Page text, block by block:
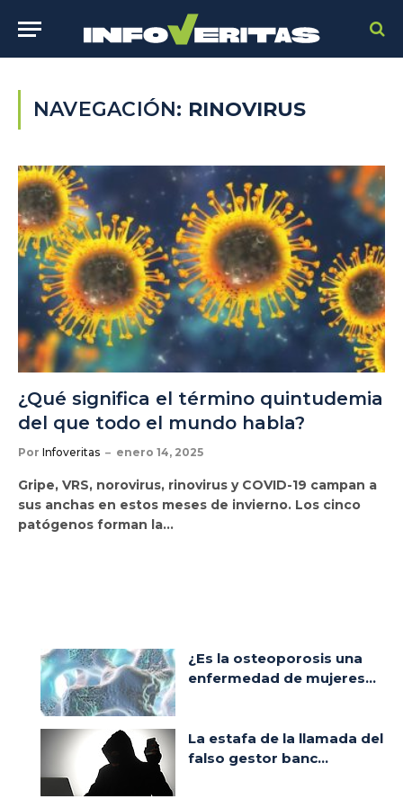
NAVEGACIÓN: RINOVIRUS
¿Qué significa el término quintudemia
del que todo el mundo habla?
Por Infoveritas enero 14, 2025
Gripe, VRS, norovirus, rinovirus y COVID-19 campan a
sus anchas en estos meses de invierno. Los cinco
patógenos forman la…
¿Es la osteoporosis una
enfermedad de mujeres...
La estafa de la llamada del
falso gestor banc...